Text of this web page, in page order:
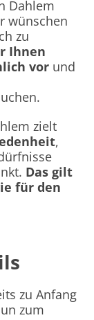
Dahlem
wünschen
zu
Ihnen
vor und
zielt
,
Das gilt
für den
zu Anfang
zum